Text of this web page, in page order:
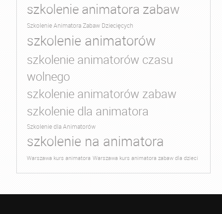
szkolenie animatora zabaw
Szkolenie Animatora Zabaw Dziecięcych
szkolenie animatorów
szkolenie animatorów czasu
wolnego
szkolenie animatorów zabaw
szkolenie dla animatora
Szkolenie dla Animatorów
szkolenie na animatora
Warszawa kurs animatora Warszawa kurs animatora zabaw dla dzieci